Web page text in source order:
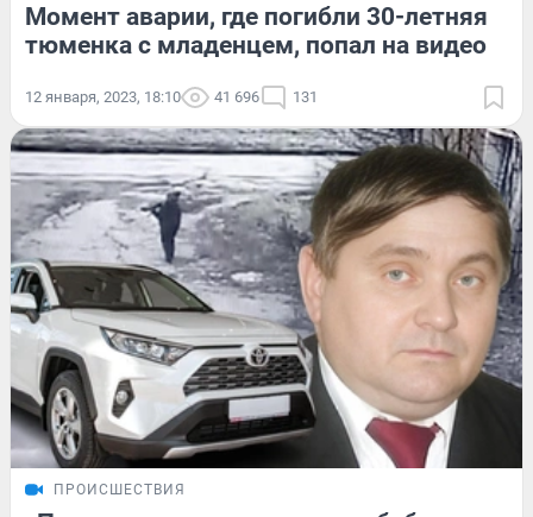
Момент аварии, где погибли 30-летняя
тюменка с младенцем, попал на видео
12 января, 2023, 18:10 41 696 131
ПРОИСШЕСТВИЯ